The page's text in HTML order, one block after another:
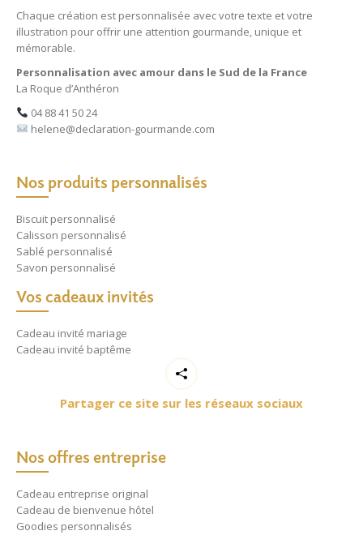
Chaque création est personnalisée avec votre texte et votre
illustration pour offrir une attention gourmande, unique et
mémorable.
Personnalisation avec amour dans le Sud de la France
La Roque d’Anthéron
04 88 41 50 24
helene@declaration-gourmande.com
Nos produits personnalisés
Biscuit personnalisé
Calisson personnalisé
Sablé personnalisé
Savon personnalisé
Vos cadeaux invités
Cadeau invité mariage
Cadeau invité baptême
Partager ce site sur les réseaux sociaux
Nos offres entreprise
Cadeau entreprise original
Cadeau de bienvenue hôtel
Goodies personnalisés